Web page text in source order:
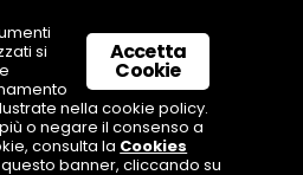
Accetta
Cookie
si
nella cookie policy.
o negare il consenso a
consulta la Cookies
banner, cliccando su